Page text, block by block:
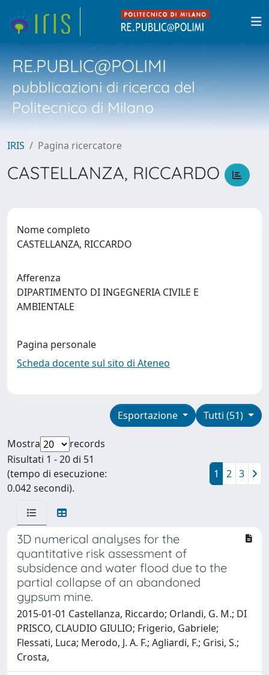
RE.PUBLIC@POLIMI
pubblicazioni di ricerca del
Politecnico di Milano
IRIS Pagina ricercatore
CASTELLANZA, RICCARDO
Nome completo
CASTELLANZA, RICCARDO
Afferenza
DIPARTIMENTO DI INGEGNERIA CIVILE E
AMBIENTALE
Pagina personale
Scheda docente sul sito di Ateneo
Tutti (51)
Esportazione
Mostra
records
Risultati 1 - 20 di 51
(tempo di esecuzione:
0.042 secondi).
1 2 3
3D numerical analyses for the
quantitative risk assessment of
subsidence and water flood due to the
partial collapse of an abandoned
gypsum mine.
2015-01-01 Castellanza, Riccardo; Orlandi, G. M.; DI
PRISCO, CLAUDIO GIULIO; Frigerio, Gabriele;
Flessati, Luca; Merodo, J. A. F.; Agliardi, F.; Grisi, S.;
Crosta,